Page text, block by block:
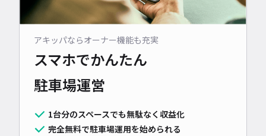
アキッパならオーナー機能も充実
スマホでかんたん
駐車場運営
1台分のスペースでも無駄なく収益化
完全無料で駐車場運用を始められる